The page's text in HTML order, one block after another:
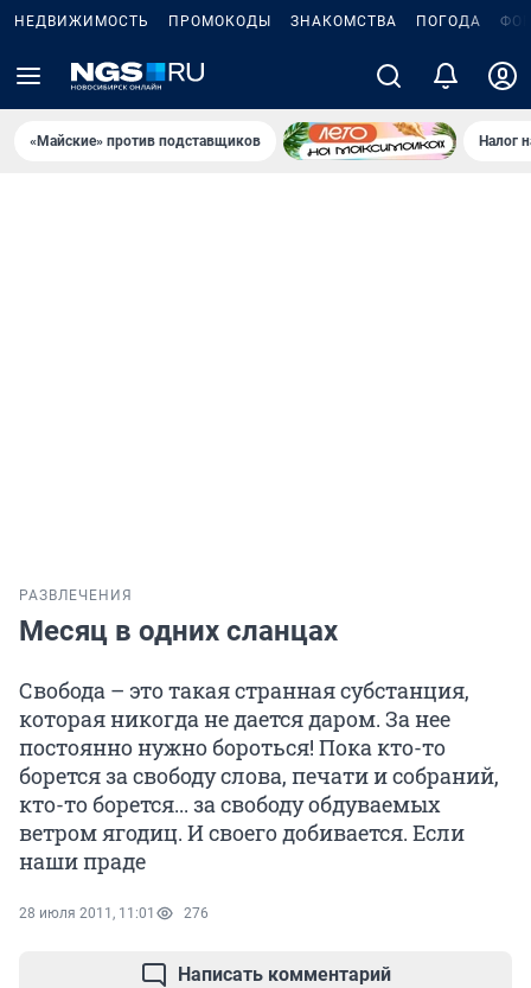
НЕДВИЖИМОСТЬ ПРОМОКОДЫ ЗНАКОМСТВА ПОГОДА
«Майские» против подставщиков Налог
РАЗВЛЕЧЕНИЯ
Месяц в одних сланцах
Свобода – это такая странная субстанция,
которая никогда не дается даром. За нее
постоянно нужно бороться! Пока кто-то
борется за свободу слова, печати и собраний,
кто-то борется... за свободу обдуваемых
ветром ягодиц. И своего добивается. Если
наши праде
28 июля 2011, 11:01 276
Написать комментарий